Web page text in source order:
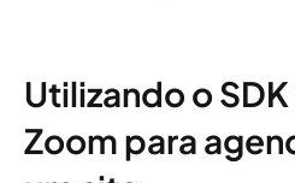
Utilizando o
Zoom para